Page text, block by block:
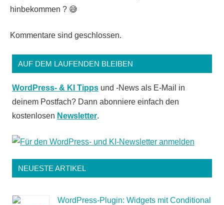
hinbekommen ? 😅
Kommentare sind geschlossen.
AUF DEM LAUFENDEN BLEIBEN
WordPress- & KI Tipps und -News als E-Mail in
deinem Postfach? Dann abonniere einfach den
kostenlosen Newsletter.
NEUESTE ARTIKEL
WordPress-Plugin: Widgets mit Conditional